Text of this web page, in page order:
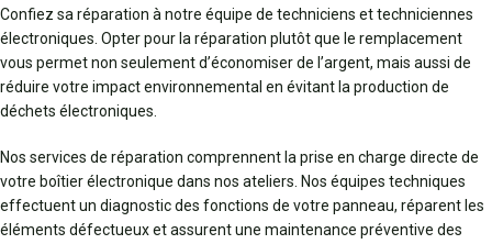
Confiez sa réparation à notre équipe de techniciens et techniciennes
électroniques. Opter pour la réparation plutôt que le remplacement
vous permet non seulement d’économiser de l’argent, mais aussi de
réduire votre impact environnemental en évitant la production de
déchets électroniques.
Nos services de réparation comprennent la prise en charge directe de
votre boîtier électronique dans nos ateliers. Nos équipes techniques
effectuent un diagnostic des fonctions de votre panneau, réparent les
éléments défectueux et assurent une maintenance préventive des